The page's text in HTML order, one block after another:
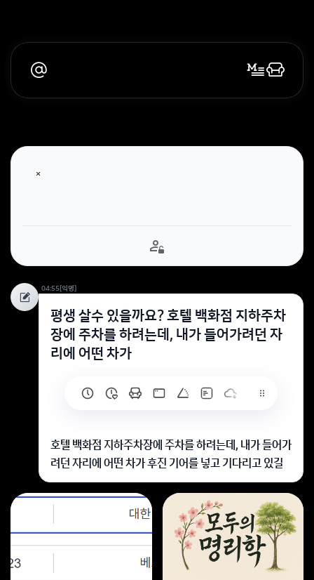
04:55[익명]
평생 살수 있을까요? 호텔 백화점 지하주차
장에 주차를 하려는데, 내가 들어가려던 자
리에 어떤 차가
호텔 백화점 지하주차장에 주차를 하려는데, 내가 들어가
려던 자리에 어떤 차가 후진 기어를 넣고 기다리고 있길
래 나는 그 차가 나가려는 줄 알고 더 앞으로 들어가서 주
차하려고 했어. 그런데 옆자리에 있던 아내가 왜 안 들어
가냐면서 답답해했지. (사실 그 차는 나가려던 게 아니라
들어오려던 차였어.)그래서 다른 곳에 주차하려고 했는
데 너무 좁아서 내 쪽 문이 안 열리는 상황이었어. 아내는
답답해하면서 차에서 내렸고, 나는 “내가 조금 조정해서